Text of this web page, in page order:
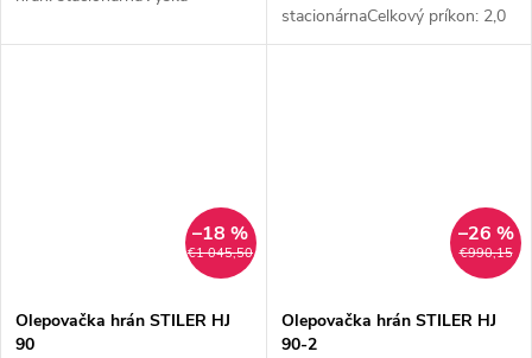
cmŠírka produktu: 50
stacionárnaCelkový príkon: 2,0
kWNapájanie: 230VRozmery:
€1 045,50
–18 %
Olepovačka hrán STILER HJ
90
€990,15
–26 %
Olepovačka hrán STILER HJ
90-2